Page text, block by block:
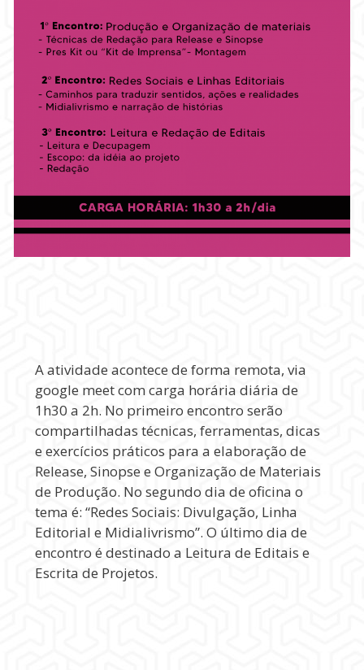
A atividade acontece de forma remota, via
google meet com carga horária diária de
1h30 a 2h. No primeiro encontro serão
compartilhadas técnicas, ferramentas, dicas
e exercícios práticos para a elaboração de
Release, Sinopse e Organização de Materiais
de Produção. No segundo dia de oficina o
tema é: “Redes Sociais: Divulgação, Linha
Editorial e Midialivrismo”. O último dia de
encontro é destinado a Leitura de Editais e
Escrita de Projetos.